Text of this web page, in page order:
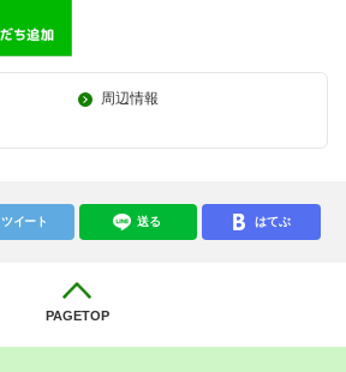
周辺情報
ツイート 送る はてぶ
PAGETOP